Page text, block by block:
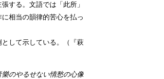
する。文語では「此所」
相当の韻律的苦心を払っ
して示している。（『萩
のやるせない情愁の心像